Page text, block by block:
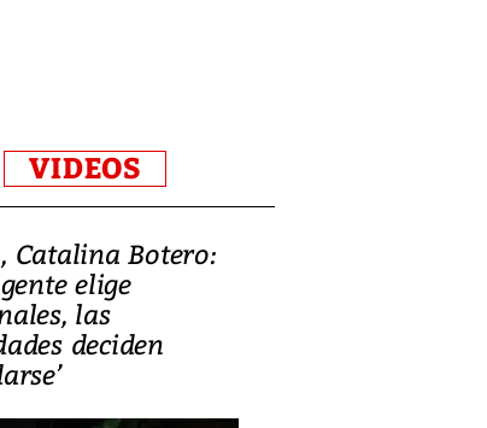
VIDEOS
Catalina Botero:
elige
las
deciden